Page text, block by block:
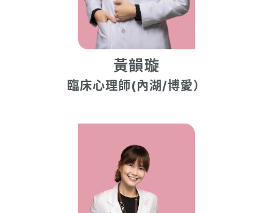
黃韻璇
臨床心理師(內湖/博愛）